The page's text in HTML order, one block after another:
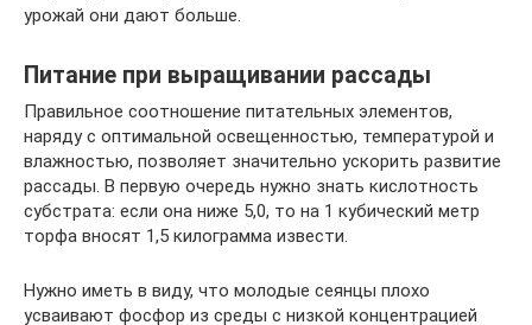
урожай они дают больше.
Питание при выращивании рассады
Правильное соотношение питательных элементов,
наряду с оптимальной освещенностью, температурой и
влажностью, позволяет значительно ускорить развитие
рассады. В первую очередь нужно знать кислотность
субстрата: если она ниже 5,0, то на 1 кубический метр
торфа вносят 1,5 килограмма извести.
Нужно иметь в виду, что молодые сеянцы плохо
усваивают фосфор из среды с низкой концентрацией